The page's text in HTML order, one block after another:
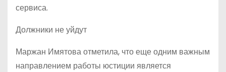
сервиса.
Должники не уйдут
Маржан Имятова отметила, что еще одним важным
направлением работы юстиции является